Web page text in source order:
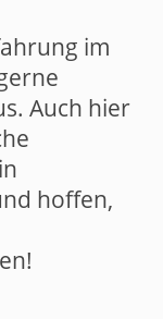
im
Auch hier
hoffen,